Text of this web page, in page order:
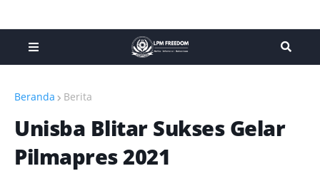
Beranda Berita
Unisba Blitar Sukses Gelar
Pilmapres 2021